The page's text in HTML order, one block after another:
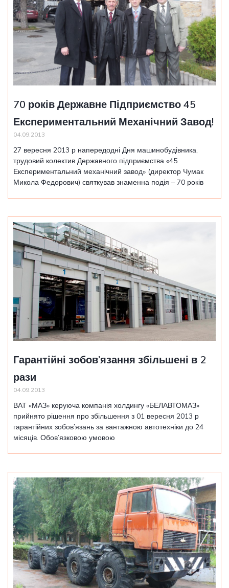
70 років Державне Підприємство 45
Експериментальний Механічний Завод!
04.09.2013
27 вересня 2013 р напередодні Дня машинобудівника,
трудовий колектив Державного підприємства «45
Експериментальний механічний завод» (директор Чумак
Микола Федорович) святкував знаменна подія – 70 років
Гарантійні зобов’язання збільшені в 2
рази
04.09.2013
ВАТ «МАЗ» керуюча компанія холдингу «БЕЛАВТОМАЗ»
прийнято рішення про збільшення з 01 вересня 2013 р
гарантійних зобов’язань за вантажною автотехніки до 24
місяців. Обов’язковою умовою